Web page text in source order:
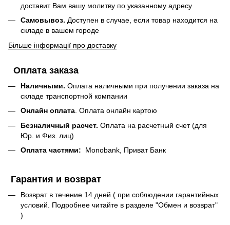
доставит Вам вашу молитву по указанному адресу
Самовывоз. Доступен в случае, если товар находится на
складе в вашем городе
Більше інформації про доставку
Оплата заказа
Наличными. Оплата наличными при получении заказа на
складе транспортной компании
Онлайн оплата . Оплата онлайн картою
Безналичный расчет. Оплата на расчетный счет (для
Юр. и Физ. лиц)
Оплата частями: Monobank, Приват Банк
Гарантия и возврат
Возврат в течение 14 дней ( при соблюдении гарантийных
условий. Подробнее читайте в разделе "Обмен и возврат"
)